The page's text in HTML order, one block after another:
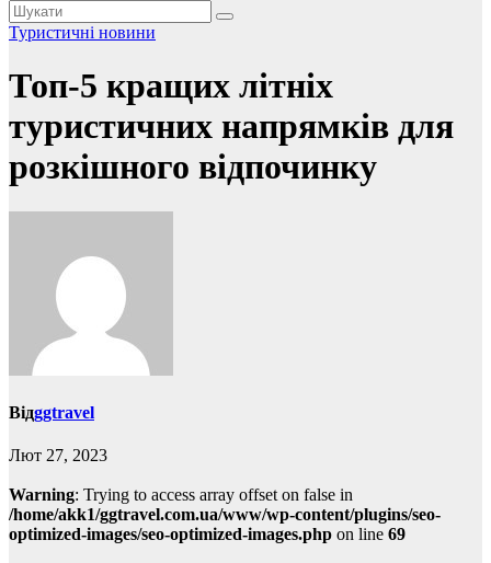
Туристичні новини
Топ-5 кращих літніх
туристичних напрямків для
розкішного відпочинку
Відggtravel
Лют 27, 2023
Warning: Trying to access array offset on false in
/home/akk1/ggtravel.com.ua/www/wp-content/plugins/seo-
optimized-images/seo-optimized-images.php on line 69